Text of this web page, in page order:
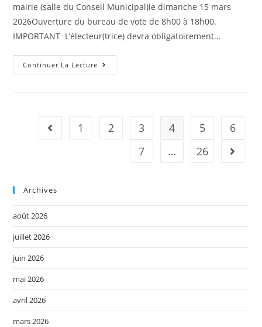
mairie (salle du Conseil Municipal)le dimanche 15 mars
2026Ouverture du bureau de vote de 8h00 à 18h00.
IMPORTANT L’électeur(trice) devra obligatoirement…
Continuer La Lecture
1 2 3 4 5
6
7
… 26
Archives
août 2026
juillet 2026
juin 2026
mai 2026
avril 2026
mars 2026